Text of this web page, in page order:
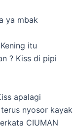
ya mbak
itu
? Kiss di pipi
apalagi
nyosor kayak
CIUMAN